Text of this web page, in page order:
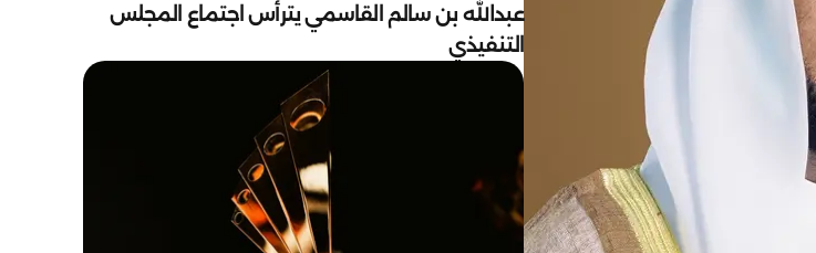
عبدالله بن سالم القاسمي يترأس اجتماع المجلس
التنفيذي